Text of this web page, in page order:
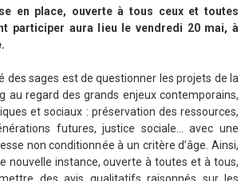
en place, ouverte à tous ceux et toutes
participer aura lieu le vendredi 20 mai, à
des sages est de questionner les projets de la
au regard des grands enjeux contemporains,
et sociaux : préservation des ressources,
futures, justice sociale… avec une
non conditionnée à un critère d’âge. Ainsi,
nouvelle instance, ouverte à toutes et à tous,